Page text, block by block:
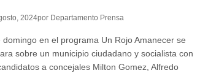
2024por Departamento Prensa
domingo en el programa Un Rojo Amanecer se
sobre un municipio ciudadano y socialista con
a concejales Milton Gomez, Alfredo